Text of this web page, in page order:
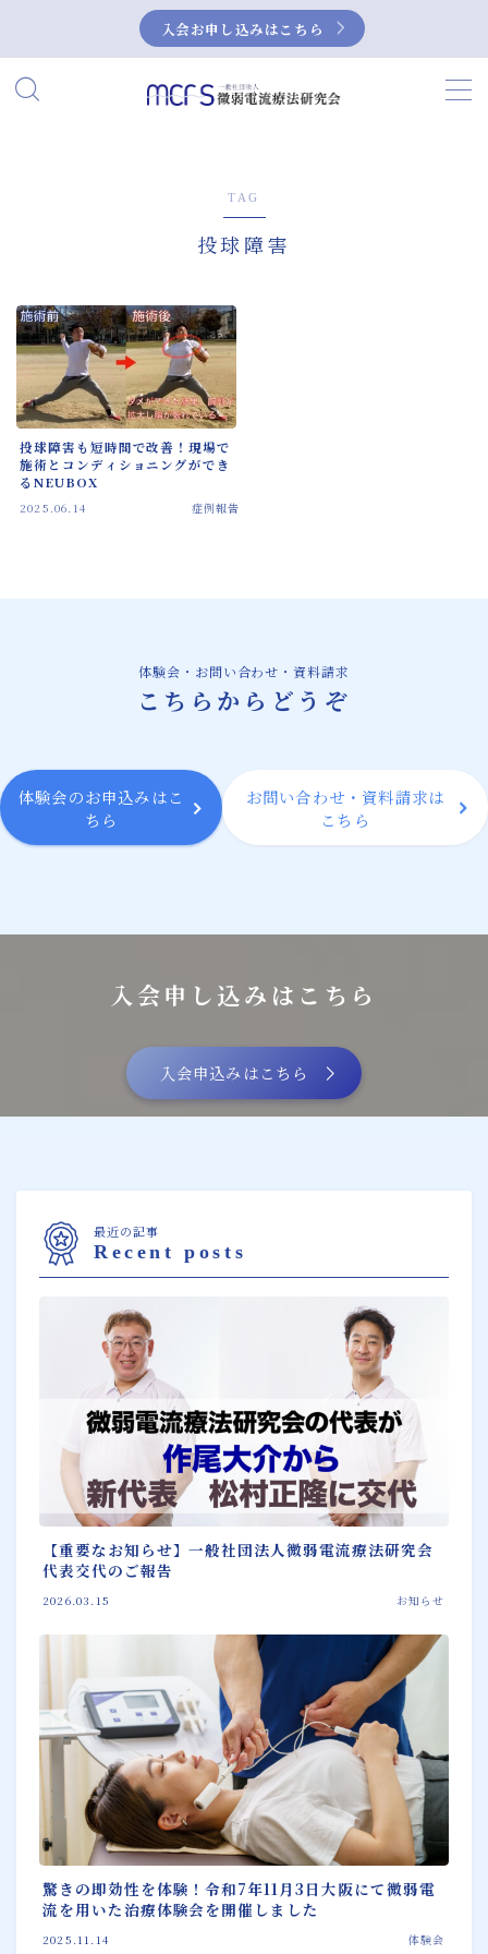
入会お申し込みはこちら
MENU
微弱電流とは？
微弱電流の活用事例
症例集
NEUBOX（ニューボックス）によるぎっく
り腰の治療
膝の痛みに対して確かな改善方法を提供する
微弱電流を用いた整体治療体験会のご案内
お問い合わせ・資料請求
TAG
投球障害
投球障害も短時間で改善！現場で
施術とコンディショニングができ
るNEUBOX
2025.06.14 症例報告
体験会・お問い合わせ・資料請求
こちらからどうぞ
体験会のお申込みはこ
ちら
お問い合わせ・資料請求は
こちら
入会申し込みはこちら
入会申込みはこちら
最近の記事
Recent posts
【重要なお知らせ】一般社団法人微弱電流療法研究会
代表交代のご報告
2026.03.15 お知らせ
驚きの即効性を体験！令和7年11月3日大阪にて微弱電
流を用いた治療体験会を開催しました
2025.11.14 体験会